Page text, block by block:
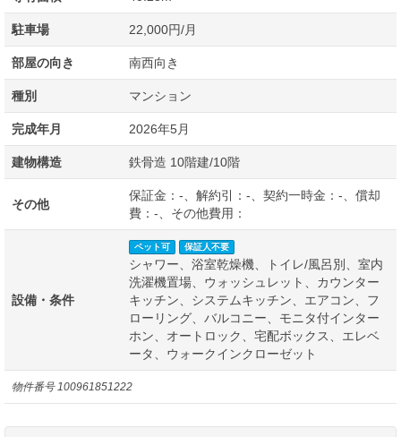
物件番号 100961851222
駐車場 22,000円/月
部屋の向き 南西向き
種別 マンション
完成年月 2026年5月
建物構造 鉄骨造 10階建/10階
その他
保証金：-、解約引：-、契約一時金：-、償却
費：-、その他費用：
設備・条件
ペット可 保証人不要
シャワー、浴室乾燥機、トイレ/風呂別、室内
洗濯機置場、ウォッシュレット、カウンター
キッチン、システムキッチン、エアコン、フ
ローリング、バルコニー、モニタ付インター
ホン、オートロック、宅配ボックス、エレベ
ータ、ウォークインクローゼット